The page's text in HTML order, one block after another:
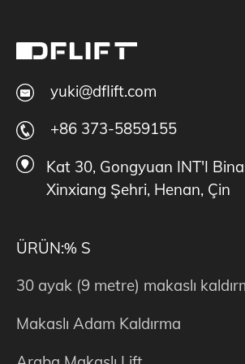
yuki@dflift.com
+86 373-5859155
Kat 30, Gongyuan INT'I
Xinxiang Şehri, Henan, Çin
ÜRÜN:% S
30 ayak (9 metre) makaslı
Makaslı Adam Kaldırma